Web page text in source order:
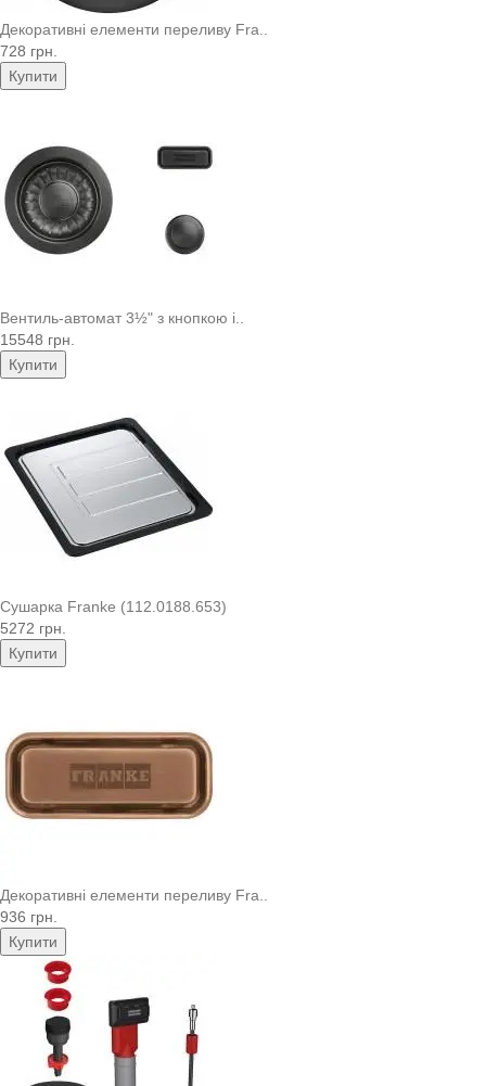
Декоративні елементи переливу Fra..
728 грн.
Купити
Вентиль-автомат 3½" з кнопкою і..
15548 грн.
Купити
Сушарка Franke (112.0188.653)
5272 грн.
Купити
Декоративні елементи переливу Fra..
936 грн.
Купити